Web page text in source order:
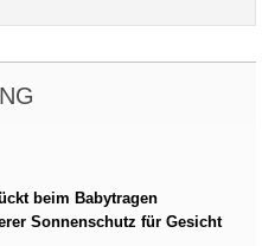
beim Babytragen
Sonnenschutz für Gesicht